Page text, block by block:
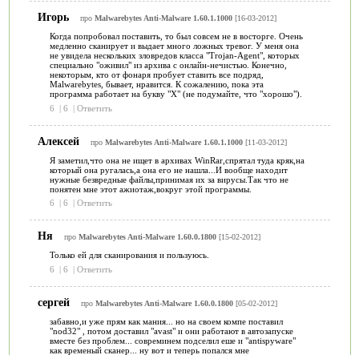
Игорь про Malwarebytes Anti-Malware 1.60.1.1000[16-03-2012]
Когда попробовал поставить, то был совсем не в восторге. Очень
медленно сканирует и выдает много ложных тревог. У меня она
не увидела нескольких зловредов класса "Trojan-Agent", которых
специально "оживил" из архива с онлайн-нечистью. Конечно,
некоторым, кто от фонаря пробует ставить все подряд,
Malwarebytes, бывает, нравится. К сожалению, пока эта
программа работает на букву "Х" (не подумайте, что "хорошо").
6
| 6 | Ответить
Алексей про Malwarebytes Anti-Malware 1.60.1.1000[11-03-2012]
Я заметил,что она не ищет в архивах WinRar,спрятал туда кряк,на
который она ругалась,а она его не нашла...И вообще находит
нужные безвредные файлы,принимая их за вирусы.Так что не
понятен мне этот ажиотаж,вокруг этой программы.
6
| 6 | Ответить
Ня про Malwarebytes Anti-Malware 1.60.0.1800[15-02-2012]
Только ей для сканирования и пользуюсь.
6
| 6 | Ответить
сергей про Malwarebytes Anti-Malware 1.60.0.1800[05-02-2012]
забавно,и уже прям как мания... но на своем компе поставил
"nod32" , потом доставил "avast" и они работают в автозапуске
вместе без проблем... совреминем подселил еше и "antispyware"
как временый сканер... ну вот и теперь попался мне